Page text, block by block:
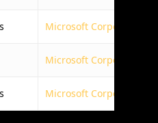
Microsoft Corporation
Microsoft Corporation
Microsoft Corporation